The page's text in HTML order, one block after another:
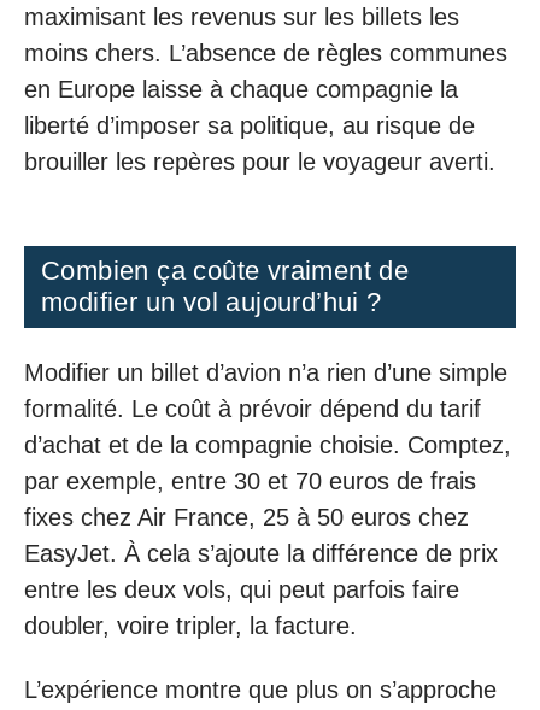
maximisant les revenus sur les billets les
moins chers. L’absence de règles communes
en Europe laisse à chaque compagnie la
liberté d’imposer sa politique, au risque de
brouiller les repères pour le voyageur averti.
Combien ça coûte vraiment de
modifier un vol aujourd’hui ?
Modifier un billet d’avion n’a rien d’une simple
formalité. Le coût à prévoir dépend du tarif
d’achat et de la compagnie choisie. Comptez,
par exemple, entre 30 et 70 euros de frais
fixes chez Air France, 25 à 50 euros chez
EasyJet. À cela s’ajoute la différence de prix
entre les deux vols, qui peut parfois faire
doubler, voire tripler, la facture.
L’expérience montre que plus on s’approche